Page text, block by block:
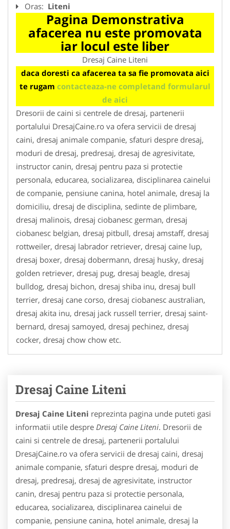
Oras: Liteni
Pagina Demonstrativa
afacerea nu este promovata
iar locul este liber
Dresaj Caine Liteni
daca doresti ca afacerea ta sa fie promovata aici
te rugam contacteaza-ne completand formularul
de aici
Dresorii de caini si centrele de dresaj, partenerii
portalului DresajCaine.ro va ofera servicii de dresaj
caini, dresaj animale companie, sfaturi despre dresaj,
moduri de dresaj, predresaj, dresaj de agresivitate,
instructor canin, dresaj pentru paza si protectie
personala, educarea, socializarea, disciplinarea cainelui
de companie, pensiune canina, hotel animale, dresaj la
domiciliu, dresaj de disciplina, sedinte de plimbare,
dresaj malinois, dresaj ciobanesc german, dresaj
ciobanesc belgian, dresaj pitbull, dresaj amstaff, dresaj
rottweiler, dresaj labrador retriever, dresaj caine lup,
dresaj boxer, dresaj dobermann, dresaj husky, dresaj
golden retriever, dresaj pug, dresaj beagle, dresaj
bulldog, dresaj bichon, dresaj shiba inu, dresaj bull
terrier, dresaj cane corso, dresaj ciobanesc australian,
dresaj akita inu, dresaj jack russell terrier, dresaj saint-
bernard, dresaj samoyed, dresaj pechinez, dresaj
cocker, dresaj chow chow etc.
Dresaj Caine Liteni
Dresaj Caine Liteni reprezinta pagina unde puteti gasi
informatii utile despre Dresaj Caine Liteni. Dresorii de
caini si centrele de dresaj, partenerii portalului
DresajCaine.ro va ofera servicii de dresaj caini, dresaj
animale companie, sfaturi despre dresaj, moduri de
dresaj, predresaj, dresaj de agresivitate, instructor
canin, dresaj pentru paza si protectie personala,
educarea, socializarea, disciplinarea cainelui de
companie, pensiune canina, hotel animale, dresaj la